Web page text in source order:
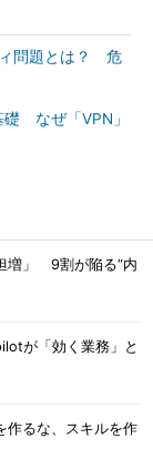
ィ問題とは？ 危
礎 なぜ「VPN」
増」 9割が陥る“内
が「効く業務」と
作るな、スキルを作